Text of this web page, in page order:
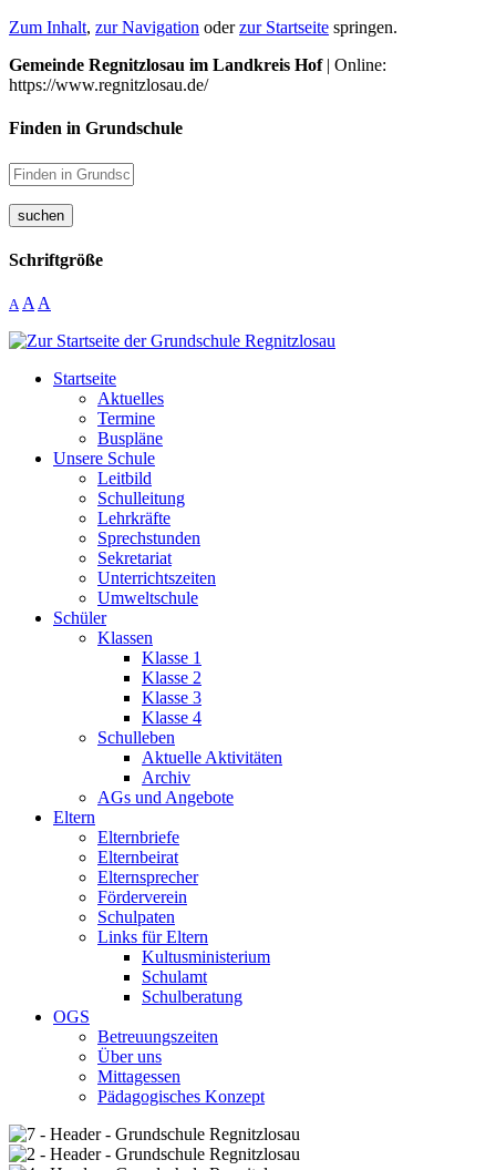
Zum Inhalt, zur Navigation oderzur Startseite springen.
Gemeinde Regnitzlosau im Landkreis Hof| Online:
https://www.regnitzlosau.de/
Finden in Grundschule
suchen
Schriftgröße
A A A
Startseite
Aktuelles
Termine
Buspläne
Unsere Schule
Leitbild
Schulleitung
Lehrkräfte
Sprechstunden
Sekretariat
Unterrichtszeiten
Umweltschule
Schüler
Klassen
Klasse 1
Klasse 2
Klasse 3
Klasse 4
Schulleben
Aktuelle Aktivitäten
Archiv
AGs und Angebote
Eltern
Elternbriefe
Elternbeirat
Elternsprecher
Förderverein
Schulpaten
Links für Eltern
Kultusministerium
Schulamt
Schulberatung
OGS
Betreuungszeiten
Über uns
Mittagessen
Pädagogisches Konzept